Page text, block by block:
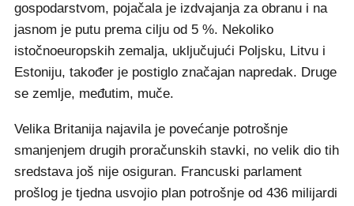
gospodarstvom, pojačala je izdvajanja za obranu i na
jasnom je putu prema cilju od 5 %. Nekoliko
istočnoeuropskih zemalja, uključujući Poljsku, Litvu i
Estoniju, također je postiglo značajan napredak. Druge
se zemlje, međutim, muče.
Velika Britanija najavila je povećanje potrošnje
smanjenjem drugih proračunskih stavki, no velik dio tih
sredstava još nije osiguran. Francuski parlament
prošlog je tjedna usvojio plan potrošnje od 436 milijardi